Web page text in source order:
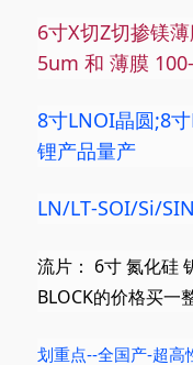
6寸X切Z切掺镁
5um 和 薄膜 100
8寸LNOI晶圆;8
锂产品量产
LN/LT-SOI/Si/
流片： 6寸氮化硅
BLOCK的价格买一
划重点--全国产-超高